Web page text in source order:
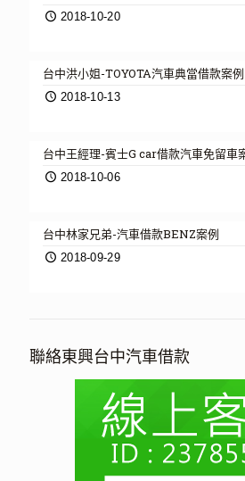
2018-10-20
台中洪小姐-TOYOTA汽車典當借款案例
2018-10-13
台中王經理-賓士G car借款汽車免留車
2018-10-06
台中林家兄弟-汽車借款BENZ案例
2018-09-29
聯絡東興台中汽車借款